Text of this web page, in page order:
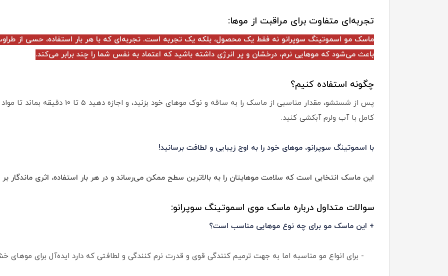
تجربه‌ای متفاوت برای مراقبت از موها:
ماسک مو اسموتینگ سوپرانو نه فقط یک محصول، بلکه یک تجربه است. تجربه‌ای که با هر بار استفاده، حسی از
باعث می‌شود که موهایی نرم، درخشان و پر انرژی داشته باشید که اعتماد به نفس شما را چند برابر می‌کند.
چگونه استفاده کنیم؟
پس از شستشو، مقدار مناسبی از ماسک را به
کامل با آب ولرم آبکشی کنید.
با اسموتینگ سوپرانو، موهای خود را به اوج زیبایی و لطافت برسانید!
این ماسک انتخابی است که سلامت موهایتان را به بالاترین سطح ممکن می‌رساند و در هر بار استفاده، اثری ماندگار
سوالات متداول درباره ماسک موی اسموتینگ سوپرانو:
+ این ماسک مو برای چه نوع موهایی مناسب است؟
- برای انواع مو مناسبه اما به جهت ترمیم کنندگی قوی و قدرت نرم کنندگی و لطافتی که دارد ایده‌آل برای